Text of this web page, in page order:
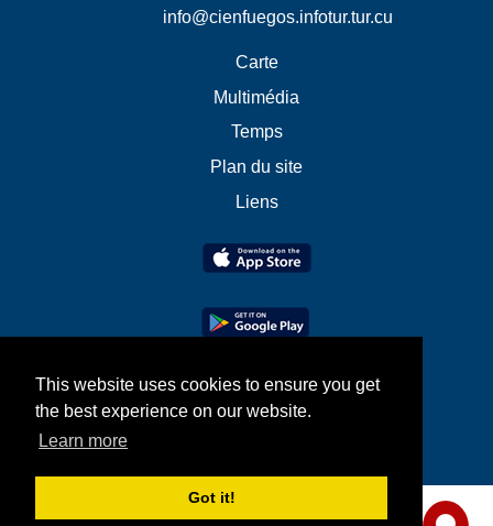
This website uses cookies to ensure you get
the best experience on our website.
Learn more
Got it!
Partagez-nous votre avis
info@cienfuegos.infotur.tur.cu
Carte
Multimédia
Temps
Plan du site
Liens